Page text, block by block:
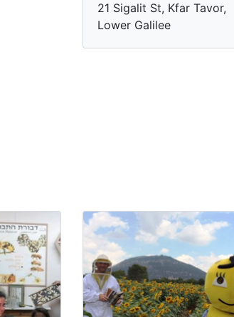
21 Sigalit St, Kfar Tavor,
Lower Galilee